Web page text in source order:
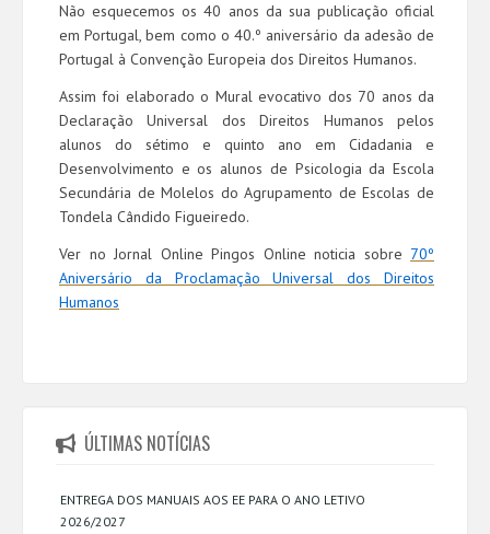
Não esquecemos os 40 anos da sua publicação oficial
em Portugal, bem como o 40.º aniversário da adesão de
Portugal à Convenção Europeia dos Direitos Humanos.
Assim foi elaborado o Mural evocativo dos 70 anos da
Declaração Universal dos Direitos Humanos pelos
alunos do sétimo e quinto ano em Cidadania e
Desenvolvimento e os alunos de Psicologia da Escola
Secundária de Molelos do Agrupamento de Escolas de
Tondela Cândido Figueiredo.
Ver no Jornal Online Pingos Online noticia sobre 70º
Aniversário da Proclamação Universal dos Direitos
Humanos
ÚLTIMAS NOTÍCIAS
ENTREGA DOS MANUAIS AOS EE PARA O ANO LETIVO
2026/2027